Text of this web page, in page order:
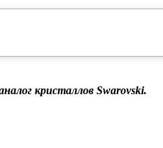
кристаллов Swarovski.